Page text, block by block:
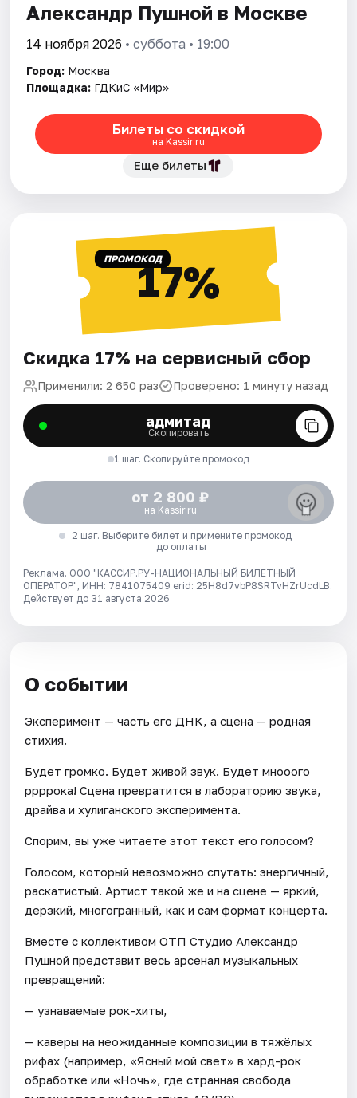
Александр Пушной в Москве
14 ноября 2026 • суббота • 19:00
Город: Москва
Площадка: ГДКиС «Мир»
Билеты со скидкой
на Kassir.ru
Еще билеты
ПРОМОКОД17%
Скидка 17% на сервисный сбор
Применили: 2 650 раз Проверено: 1 минуту назад
адмитад
Скопировать
1 шаг. Скопируйте промокод
от 2 800 ₽
на Kassir.ru
2 шаг. Выберите билет и примените промокод
до оплаты
Реклама. ООО "КАССИР.РУ-НАЦИОНАЛЬНЫЙ БИЛЕТНЫЙ
ОПЕРАТОР", ИНН: 7841075409 erid: 25H8d7vbP8SRTvHZrUcdLB.
Действует до 31 августа 2026
О событии
Эксперимент — часть его ДНК, а сцена — родная
стихия.
Будет громко. Будет живой звук. Будет мнооого
ррррока! Сцена превратится в лабораторию звука,
драйва и хулиганского эксперимента.
Спорим, вы уже читаете этот текст его голосом?
Голосом, который невозможно спутать: энергичный,
раскатистый. Артист такой же и на сцене — яркий,
дерзкий, многогранный, как и сам формат концерта.
Вместе с коллективом ОТП Студио Александр
Пушной представит весь арсенал музыкальных
превращений:
— узнаваемые рок-хиты,
— каверы на неожиданные композиции в тяжёлых
рифах (например, «Ясный мой свет» в хард-рок
обработке или «Ночь», где странная свобода